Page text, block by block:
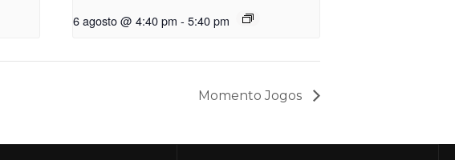
6 agosto @ 4:40 pm - 5:40 pm
Momento Jogos